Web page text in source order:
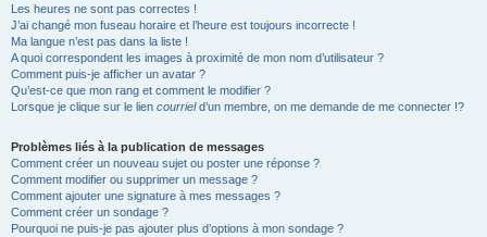
Les heures ne sont pas correctes !
J’ai changé mon fuseau horaire et l’heure est toujours incorrecte !
Ma langue n’est pas dans la liste !
A quoi correspondent les images à proximité de mon nom d’utilisateur ?
Comment puis-je afficher un avatar ?
Qu’est-ce que mon rang et comment le modifier ?
Lorsque je clique sur le lien courrield’un membre, on me demande de me connecter !?
Problèmes liés à la publication de messages
Comment créer un nouveau sujet ou poster une réponse ?
Comment modifier ou supprimer un message ?
Comment ajouter une signature à mes messages ?
Comment créer un sondage ?
Pourquoi ne puis-je pas ajouter plus d’options à mon sondage ?